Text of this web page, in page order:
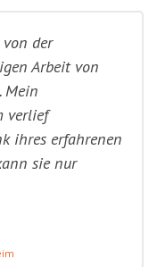
der
Arbeit von
Mein
verlief
ihres erfahrenen
sie nur